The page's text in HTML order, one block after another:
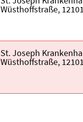
Wüsthoffstraße,
Veranstaltungsort:
St. Joseph
Wüsthoffstraße,